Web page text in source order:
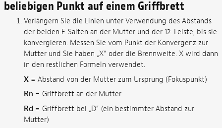
beliebigen Punkt auf einem Griffbrett
Verlängern Sie die Linien unter Verwendung des Abstands
der beiden E-Saiten an der Mutter und der 12. Leiste, bis sie
konvergieren. Messen Sie vom Punkt der Konvergenz zur
Mutter und Sie haben „X“ oder die Brennweite. X wird dann
in den restlichen Formeln verwendet.
X = Abstand von der Mutter zum Ursprung (Fokuspunkt)
Rn = Griffbrett an der Mutter
Rd = Griffbrett bei „D“ (ein bestimmter Abstand zur
Mutter)